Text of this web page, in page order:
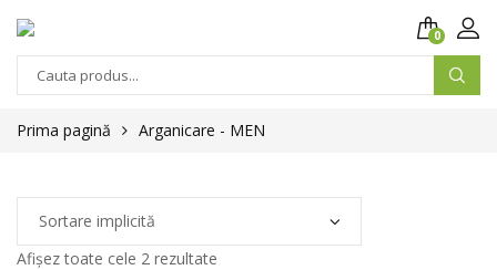
0
Prima pagină Arganicare - MEN
Afișez toate cele 2 rezultate